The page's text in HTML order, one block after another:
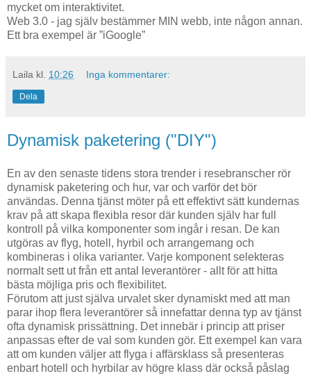
mycket om interaktivitet.
Web 3.0 - jag själv bestämmer MIN webb, inte någon annan.
Ett bra exempel är ”iGoogle”
Laila kl. 10:26 Inga kommentarer:
Dela
Dynamisk paketering ("DIY")
En av den senaste tidens stora trender i resebranscher rör
dynamisk paketering och hur, var och varför det bör
användas. Denna tjänst möter på ett effektivt sätt kundernas
krav på att skapa flexibla resor där kunden själv har full
kontroll på vilka komponenter som ingår i resan. De kan
utgöras av flyg, hotell, hyrbil och arrangemang och
kombineras i olika varianter. Varje komponent selekteras
normalt sett ut från ett antal leverantörer - allt för att hitta
bästa möjliga pris och flexibilitet.
Förutom att just själva urvalet sker dynamiskt med att man
parar ihop flera leverantörer så innefattar denna typ av tjänst
ofta dynamisk prissättning. Det innebär i princip att priser
anpassas efter de val som kunden gör. Ett exempel kan vara
att om kunden väljer att flyga i affärsklass så presenteras
enbart hotell och hyrbilar av högre klass där också påslag